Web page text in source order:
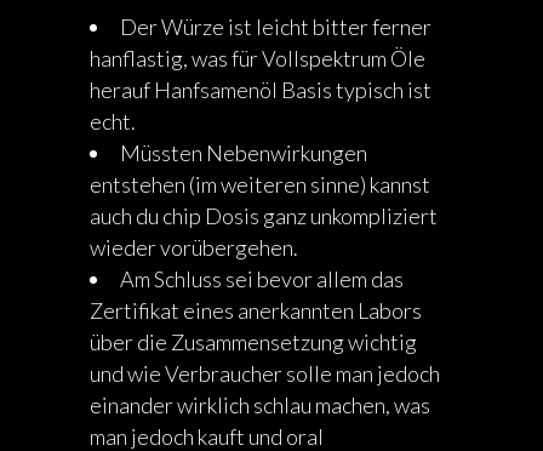
Der Würze ist leicht bitter ferner
hanflastig, was für Vollspektrum Öle
herauf Hanfsamenöl Basis typisch ist
echt.
Müssten Nebenwirkungen
entstehen (im weiteren sinne) kannst
auch du chip Dosis ganz unkompliziert
wieder vorübergehen.
Am Schluss sei bevor allem das
Zertifikat eines anerkannten Labors
über die Zusammensetzung wichtig
und wie Verbraucher solle man jedoch
einander wirklich schlau machen, was
man jedoch kauft und oral